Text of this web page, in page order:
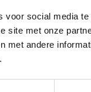
social media te
site met onze
met andere